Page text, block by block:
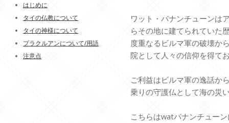
ワット・パナンチューンは
らその地に建てられていた
度重なるビルマ軍の破壊か
院として人々の信仰を得て
ご利益はビルマ軍の逸話か
乗りの守護仏として海の災
こちらはwatパナンチュー
はじめに
タイの仏教について
タイの神様について
プラクルアンについて/用語
注意点